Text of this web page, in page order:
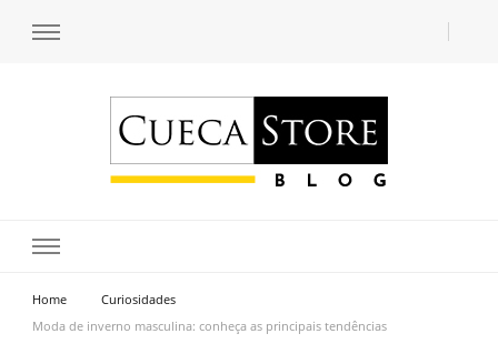
Home
Curiosidades
Moda de inverno masculina: conheça as principais tendências